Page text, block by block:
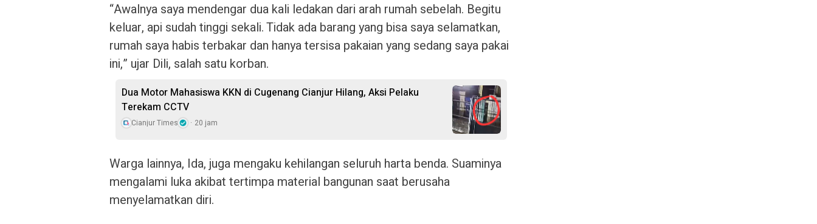
“Awalnya saya mendengar dua kali ledakan dari arah rumah sebelah. Begitu
keluar, api sudah tinggi sekali. Tidak ada barang yang bisa saya selamatkan,
rumah saya habis terbakar dan hanya tersisa pakaian yang sedang saya pakai
ini,” ujar Dili, salah satu korban.
Dua Motor Mahasiswa KKN di Cugenang Cianjur Hilang, Aksi Pelaku
Terekam CCTV
Cianjur Times 20 jam
Warga lainnya, Ida, juga mengaku kehilangan seluruh harta benda. Suaminya
mengalami luka akibat tertimpa material bangunan saat berusaha
menyelamatkan diri.